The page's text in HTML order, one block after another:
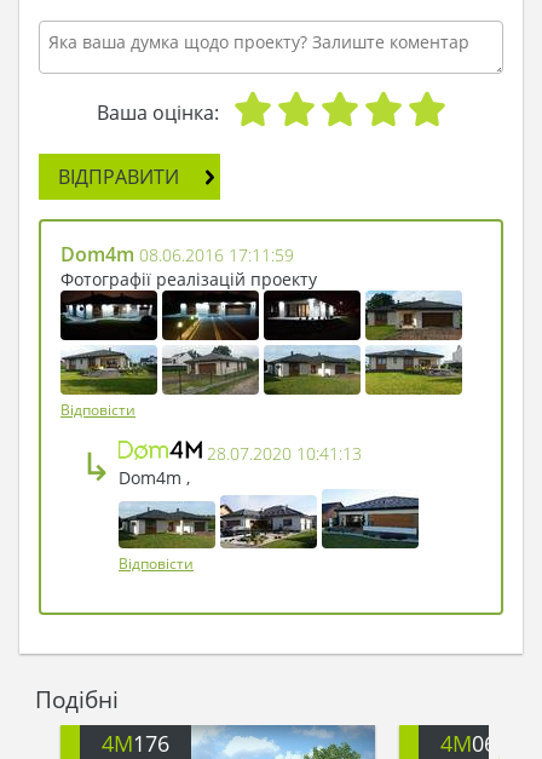
Ваша оцінка:
ВІДПРАВИТИ
Dom4m 08.06.2016 17:11:59
Фотографії реалізацій проекту
Відповісти
↳
28.07.2020 10:41:13
Dom4m ,
Відповісти
Подібні
4M176 4M060